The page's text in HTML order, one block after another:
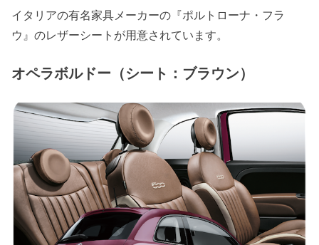
イタリアの有名家具メーカーの『ポルトローナ・フラ
ウ』のレザーシートが用意されています。
オペラボルドー（シート：ブラウン）